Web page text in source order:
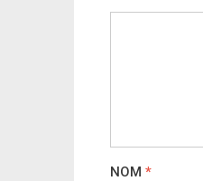
NOM *